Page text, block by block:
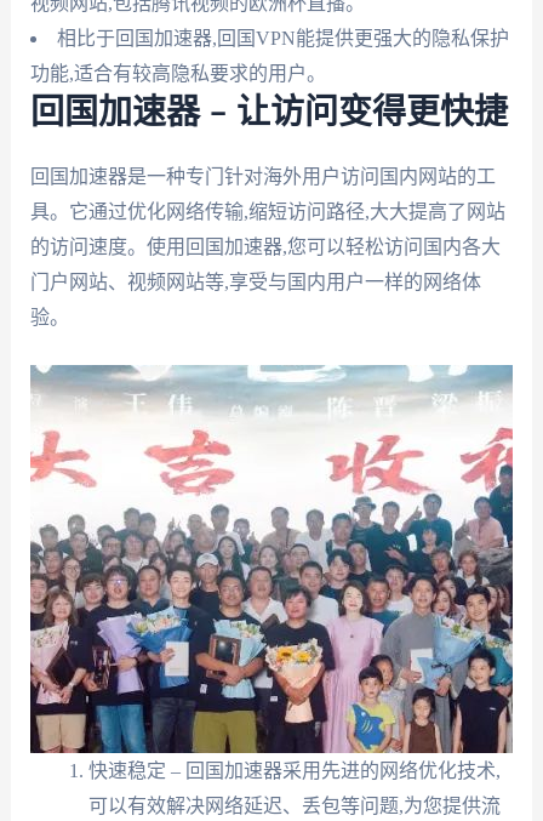
相比于回国加速器,回国VPN能提供更强大的隐私保护
功能,适合有较高隐私要求的用户。
回国加速器 – 让访问变得更快捷
回国加速器是一种专门针对海外用户访问国内网站的工
具。它通过优化网络传输,缩短访问路径,大大提高了网站
的访问速度。使用回国加速器,您可以轻松访问国内各大
门户网站、视频网站等,享受与国内用户一样的网络体
验。
快速稳定 – 回国加速器采用先进的网络优化技术,
可以有效解决网络延迟、丢包等问题,为您提供流